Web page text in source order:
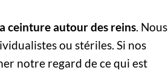
ceinture autour des reins. Nous
ou stériles. Si nos
notre regard de ce qui est